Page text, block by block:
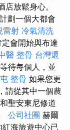
放鬆身心。
劃一個大都會
雷射 冷氣清洗
會開始與布達
醫 整骨 台灣還
待每個人，並
整骨 如果您更
請從其中一個農
聖安東尼修道
公司社團 赫爾
海旅遊中心已